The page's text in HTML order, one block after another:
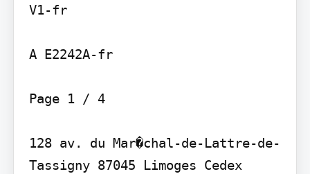
V1-fr
A E2242A-fr
Page 1 / 4
128 av. du Mar�chal-de-Lattre-de-
Tassigny 87045 Limoges Cedex